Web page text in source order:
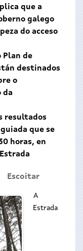
que a
galego
do acceso
Plan de
destinados
o
da
resultados
que se
horas, en
Escoitar
A
Estrada